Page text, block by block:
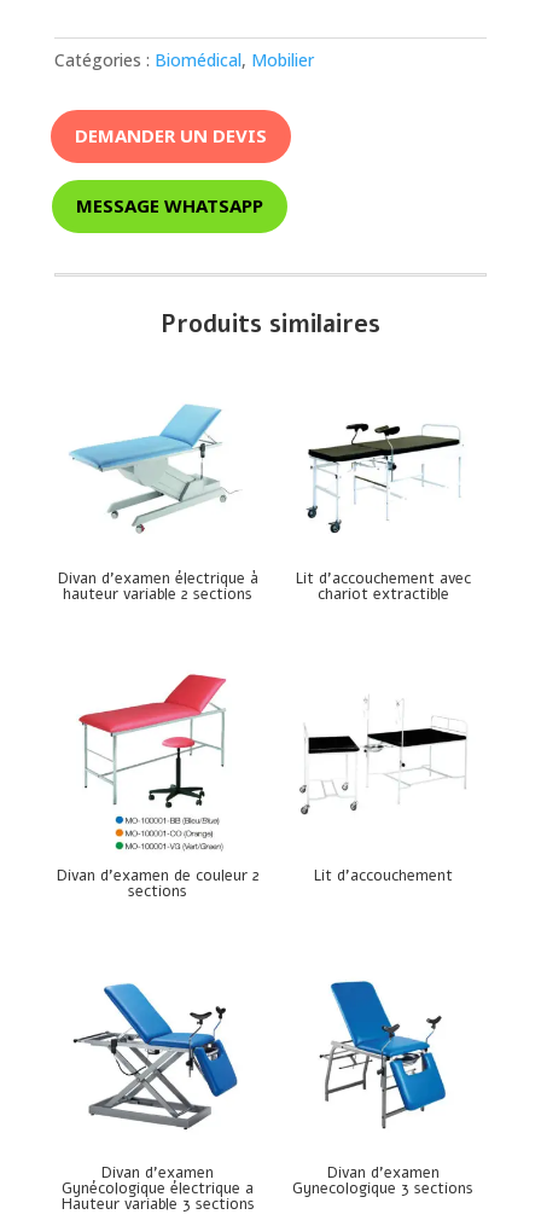
Catégories : Biomédical, Mobilier
DEMANDER UN DEVIS
MESSAGE WHATSAPP
Produits similaires
Divan d’examen électrique à
hauteur variable 2 sections
Lit d’accouchement avec
chariot extractible
Divan d’examen de couleur 2
sections
Lit d’accouchement
Divan d’examen
Gynécologique électrique a
Hauteur variable 3 sections
Divan d’examen
Gynecologique 3 sections